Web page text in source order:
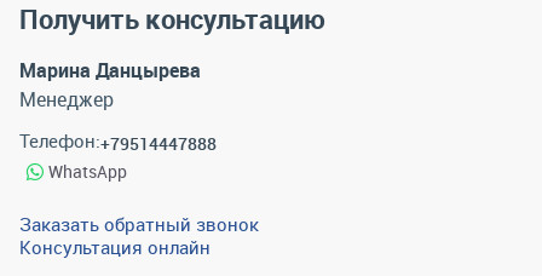
Получить консультацию
Марина Данцырева
Менеджер
Телефон:+79514447888
WhatsApp
Заказать обратный звонок
Консультация онлайн